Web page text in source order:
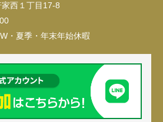
西１丁目17-8
・夏季・年末年始休暇